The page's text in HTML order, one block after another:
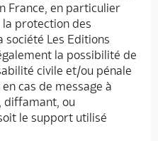
France, en particulier
protection des
société Les Editions
la possibilité de
civile et/ou pénale
cas de message à
diffamant, ou
le support utilisé